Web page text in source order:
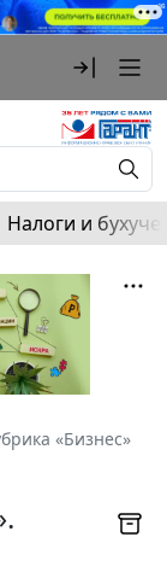
Налоги и
«Бизнес»